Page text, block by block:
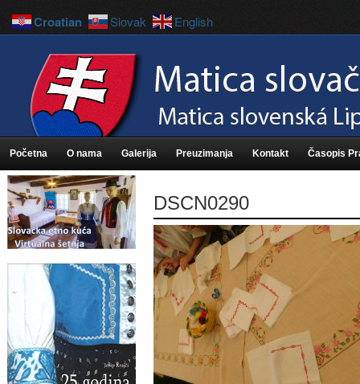
Početna O nama Galerija Preuzimanja Kontakt Časopis
DSCN0290
Croatian Slovak English